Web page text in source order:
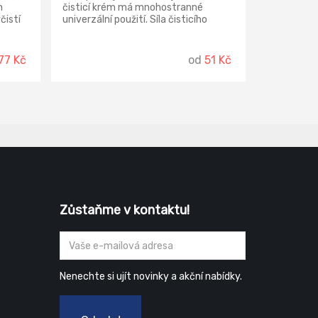
síla
Kč
čisticí krém má mnohostranné
univerzální použití. Síla čisticího
od 51 Kč
Zůstaňme v kontaktu!
Nenechte si ujít novinky a akční nabídky.